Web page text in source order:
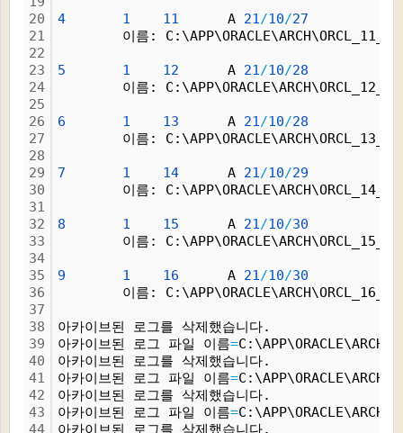
20
21
22
23
24
25
26
27
28
29
30
31
32
33
34
35
36
37
38
39
40
41
42
43
44
4 1 11 A 21/10/27
이름:
5 1 12 A 21/10/28
이름:
6 1 13 A 21/10/28
이름:
7 1 14 A 21/10/29
이름:
8 1 15 A 21/10/30
이름:
9 1 16 A 21/10/30
이름:
아카이브된 로그를 삭제했습니다.
아카이브된 로그 파일 이름=
아카이브된 로그를 삭제했습니다.
아카이브된 로그 파일 이름=
아카이브된 로그를 삭제했습니다.
아카이브된 로그 파일 이름=
아카이브된 로그를 삭제했습니다.